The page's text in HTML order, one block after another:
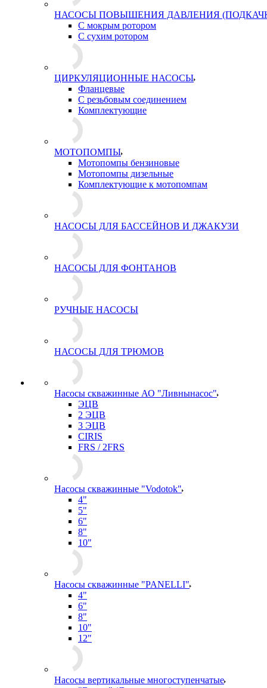
НАСОСЫ ПОВЫШЕНИЯ ДАВЛЕНИЯ
С мокрым ротором
С сухим ротором
ЦИРКУЛЯЦИОННЫЕ НАСОСЫ
Фланцевые
С резьбовым соединением
Комплектующие
МОТОПОМПЫ
Мотопомпы бензиновые
Мотопомпы дизельные
Комплектующие к мотопомпам
НАСОСЫ ДЛЯ БАССЕЙНОВ И ДЖАКУЗИ
НАСОСЫ ДЛЯ ФОНТАНОВ
РУЧНЫЕ НАСОСЫ
НАСОСЫ ДЛЯ ТРЮМОВ
Насосы скважинные АО "Ливнынасос"
ЭЦВ
2 ЭЦВ
3 ЭЦВ
CIRIS
FRS / 2FRS
Насосы скважинные "Vodotok"
4"
5"
6"
8"
10"
Насосы скважинные "PANELLI"
4"
6"
8"
10"
12"
Насосы вертикальные многоступенчатые